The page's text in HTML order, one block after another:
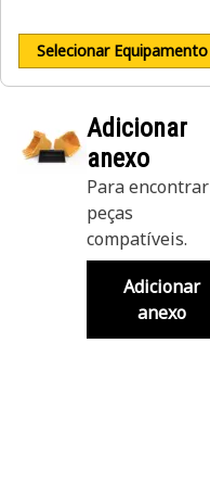
Selecionar Equipamento
Adicionar
anexo
Para encontrar
peças
compatíveis.
Adicionar
anexo